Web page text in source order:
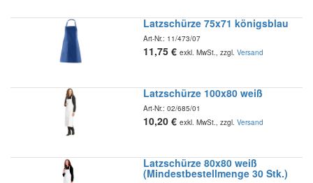
Latzschürze 75x71 königsblau
Art-Nr.: 11/473/07
11,75 € exkl. MwSt., zzgl. Versand
Latzschürze 100x80 weiß
Art-Nr.: 02/685/01
10,20 € exkl. MwSt., zzgl. Versand
Latzschürze 80x80 weiß
(Mindestbestellmenge 30 Stk.)